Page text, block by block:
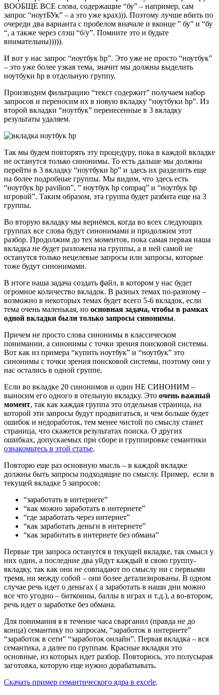
ВООБЩЕ ВСЕ слова, содержащие “бу” – например, сам
запрос “ноутБУк” – а это уже крах))). Поэтому лучше вбить по
очереди два варианта с пробелом вначале и вконце ” бу” и “бу
“, а также через слэш “б/у”. Помните это и будьте
внимательны))))).
И вот у нас запрос “ноутбук hp”. Это уже не просто “ноутбук”
– это уже более узкая тема, значит мы должны выделить
ноутбуки hp в отдельную группу.
Производим фильтрацию “текст содержит” получаем набор
запросов и переносим их в новую вкладку “ноутбуки hp”. Из
второй вкладки “ноутбук” перенесенные в 3 вкладку
результаты удаляем.
Так мы будем повторять эту процедуру, пока в каждой вкладке
не останутся только синонимы. То есть дальше мы должны
перейти в 3 вкладку “ноутбуки hp” и здесь их разделить еще
на более подробные группы. Мы видим, что здесь есть
“ноутбук hp pavilion”, ” ноутбук hp compaq” и “ноутбук hp
игровой”. Таким образом, эта группа будет разбита еще на 3
группы.
Во вторую вкладку мы вернёмся, когда во всех следующих
группах все слова будут синонимами и продолжим этот
разбор. Продолжим до тех моментов, пока самая первая наша
вкладка не будет разложена на группы, а в ней самой не
останутся только нецелевые запросы или запросы, которые
тоже будут синонимами.
В итоге наша задача создать файл, в котором у нас будет
огромное количество вкладок. В разных темах по-разному –
возможно в некоторых темах будет всего 5-6 вкладок, если
тема очень маленькая, но основная задача, чтобы в рамках
одной вкладки были только запросы синонимы.
Причем не просто слова синонимы в классическом
понимании, а синонимы с точки зрения поисковой системы.
Вот как из примера “купить ноутбук” и “ноутбук” это
синонимы с точки зрения поисковой системы, поэтому они у
нас остались в одной группе.
Если во вкладке 20 синонимов и один НЕ СИНОНИМ –
выносим его одного в отельную вкладку. Это очень важный
момент, так как каждая группа это отдельная страница, на
которой эти запросы будут продвигаться, и чем больше будет
ошибок и недоработок, тем менее чистой по смыслу станет
страница, что скажется результатах поиска. О других
ошибках, допускаемых при сборе и группировке семантики
ознакомьтесь в этой статье.
Повторю еще раз основную мысль – в каждой вкладке
должны быть запросы подходящие по смыслу. Пример, если в
текущей вкладке 5 запросов:
“заработать в интернете”
“как можно заработать в интернете”
“где заработать через интернет”
“как заработать деньги в интернете”
“как заработать в интернете без обмана”
Первые три запроса останутся в текущей вкладке, так смысл у
них один, а последние два уйдут каждый в свою группу-
вкладку, так как они не совпадают по смыслу ни с первыми
тремя, ни между собой – они более детализированы. В одном
случае речь идет о деньгах ( а заработать в наши дни можно
все что угодно – биткоины, баллы в играх и т.д.), а во-втором,
речь идет о заработке без обмана.
Для понимания я в течение часа сварганил (правда не до
конца) семантику по запросам, “заработок в интернете”
“заработок в сети” “заработок онлайн”. Первая вкладка – вся
семантика, а далее по группам. Красные вкладки это
основные, из которых идет разбор. Повторюсь, это полусырая
заготовка, которую еще нужно дорабатывать.
Скачать пример семантического ядра в excele.